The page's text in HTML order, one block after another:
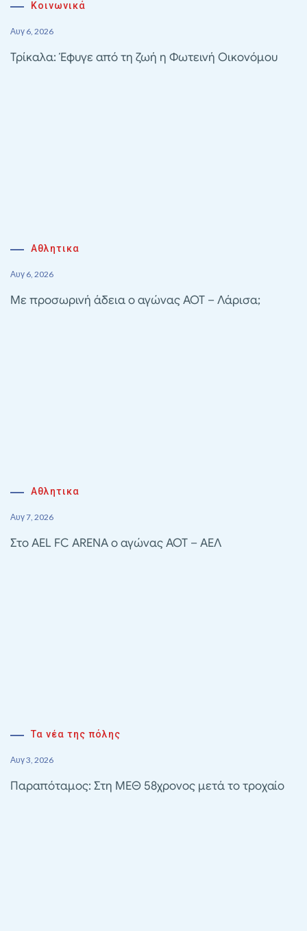
Κοινωνικά
Αυγ 6, 2026
Τρίκαλα: Έφυγε από τη ζωή η Φωτεινή Οικονόμου
Αθλητικα
Αυγ 6, 2026
Με προσωρινή άδεια ο αγώνας ΑΟΤ – Λάρισα;
Αθλητικα
Αυγ 7, 2026
Στο AEL FC ARENA ο αγώνας ΑΟΤ – ΑΕΛ
Τα νέα της πόλης
Αυγ 3, 2026
Παραπόταμος: Στη ΜΕΘ 58χρονος μετά το τροχαίο